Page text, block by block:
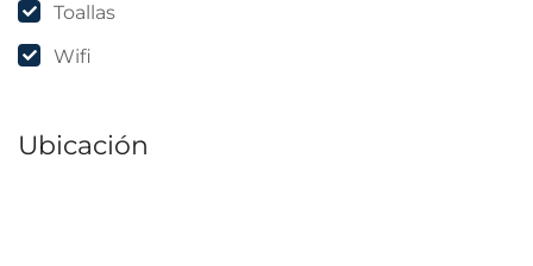
Toallas
Wifi
Ubicación